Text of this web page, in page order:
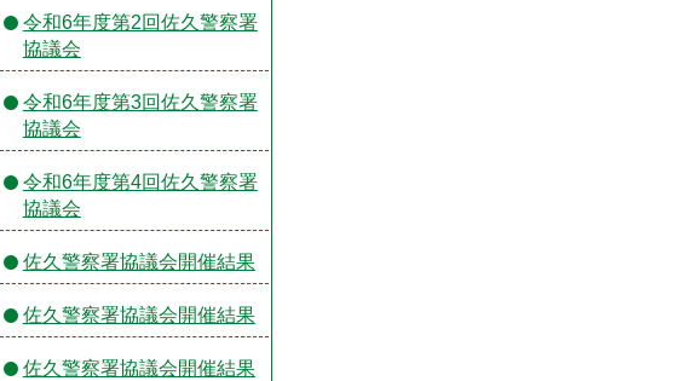
令和6年度第2回佐久警察署
協議会
令和6年度第3回佐久警察署
協議会
令和6年度第4回佐久警察署
協議会
佐久警察署協議会開催結果
佐久警察署協議会開催結果
佐久警察署協議会開催結果